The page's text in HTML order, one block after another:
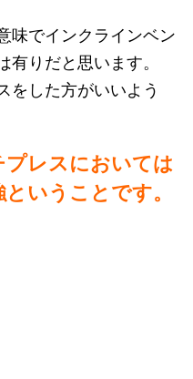
味でインクラインベン
有りだと思います。
をした方がいいよう
レスにおいては
いうことです。